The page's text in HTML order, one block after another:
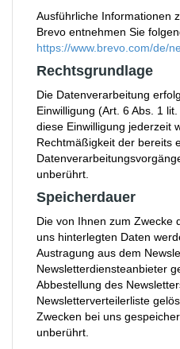
Ausführliche Informationen
Brevo entnehmen Sie
https://www.brevo.com/de/
Rechtsgrundlage
Die Datenverarbeitung
Einwilligung (Art. 6 Abs. 1
diese Einwilligung jederzeit
Rechtmäßigkeit der bereits
unberührt.
Speicherdauer
Die von Ihnen zum Zwecke
uns hinterlegten Daten
Austragung aus dem
Newsletterdiensteanbieter
Abbestellung des
Newsletterverteilerliste
Zwecken bei uns
unberührt.